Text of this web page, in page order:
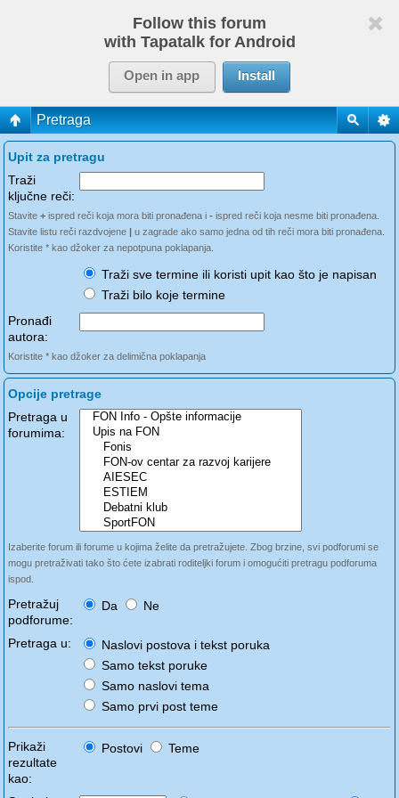
Follow this forum
with Tapatalk for Android
Open in app Install
Pretraga
Upit za pretragu
Traži
ključne reči:
Stavite + ispred reči koja mora biti pronađena i - ispred reči koja nesme biti pronađena.
Stavite listu reči razdvojene | u zagrade ako samo jedna od tih reči mora biti pronađena.
Koristite * kao džoker za nepotpuna poklapanja.
Traži sve termine ili koristi upit kao što je napisan
Traži bilo koje termine
Pronađi
autora:
Koristite * kao džoker za delimična poklapanja
Opcije pretrage
Pretraga u
forumima:
Izaberite forum ili forume u kojima želite da pretražujete. Zbog brzine, svi podforumi se
mogu pretraživati tako što ćete izabrati roditeljki forum i omogućiti pretragu podforuma
ispod.
Pretražuj
podforume:
Da Ne
Pretraga u:
Naslovi postova i tekst poruka
Samo tekst poruke
Samo naslovi tema
Samo prvi post teme
Prikaži
rezultate
kao:
Postovi Teme